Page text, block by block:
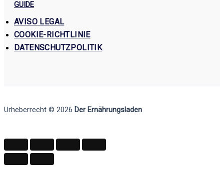
GUIDE
AVISO LEGAL
COOKIE-RICHTLINIE
DATENSCHUTZPOLITIK
Urheberrecht © 2026 Der Ernährungsladen